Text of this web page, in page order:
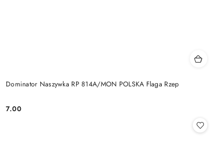
Dominator Naszywka RP 814A/MON POLSKA Flaga Rzep
Cena:
7.00